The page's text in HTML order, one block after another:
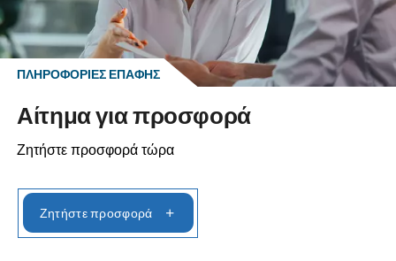
Μετάβαση στους κοχλιοφόρους
αεροσυμπιεστές